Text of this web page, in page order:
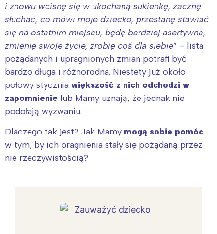
i znowu wcisnę się w ukochaną sukienkę, zacznę
słuchać, co mówi moje dziecko, przestanę stawiać
się na ostatnim miejscu, będę bardziej asertywna,
zmienię swoje życie, zrobię coś dla siebie” – lista
pożądanych i upragnionych zmian potrafi być
bardzo długa i różnorodna. Niestety już około
połowy stycznia większość z nich odchodzi w
zapomnienie lub Mamy uznają, że jednak nie
podołają wyzwaniu.
Dlaczego tak jest? Jak Mamy mogą sobie pomóc
w tym, by ich pragnienia stały się pożądaną przez
nie rzeczywistością?